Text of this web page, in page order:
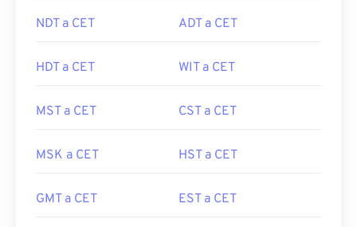
NDT a CET ADT a CET
HDT a CET WIT a CET
MST a CET CST a CET
MSK a CET HST a CET
GMT a CET EST a CET